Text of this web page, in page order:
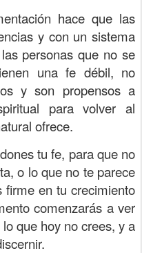
hace que las
y con un sistema
personas que no se
una fe débil, no
y son propensos a
para volver al
ofrece.
tu fe, para que no
o lo que no te parece
firme en tu crecimiento
comenzarás a ver
que hoy no crees, y a